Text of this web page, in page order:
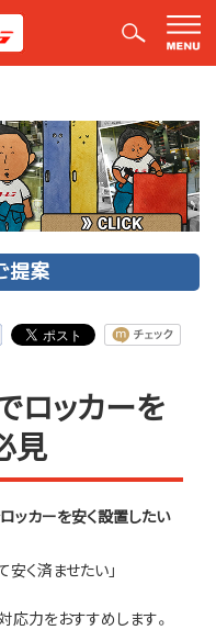
案
提案
ロッカーを
見
ッカーを安く設置したい
く済ませたい」
力をおすすめします。